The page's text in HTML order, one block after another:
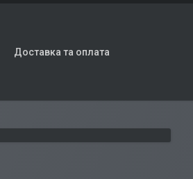
Доставка та оплата